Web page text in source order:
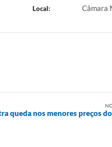
Local: Câmara
queda nos menores preços